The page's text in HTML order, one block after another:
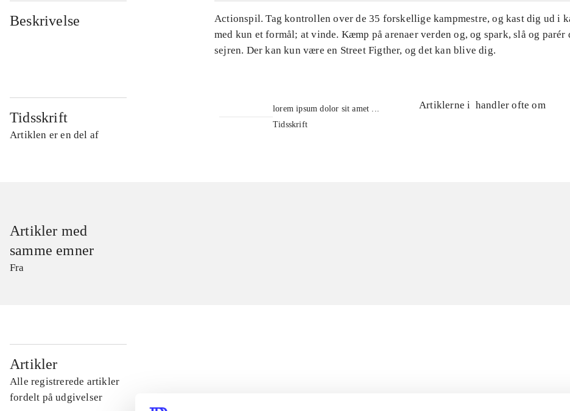
Beskrivelse
Actionspil. Tag kontrollen over de 35 forskellige kampmestre, og kast dig ud i
med kun et formål; at vinde. Kæmp på arenaer verden og, og spark, slå og
sejren. Der kan kun være en Street Figther, og det kan blive dig.
Tidsskrift
Artiklen er en del af
lorem ipsum dolor sit amet ...
Tidsskrift
Artiklerne i handler ofte om
Artikler med
samme emner
Fra
Artikler
Alle registrerede artikler
fordelt på udgivelser